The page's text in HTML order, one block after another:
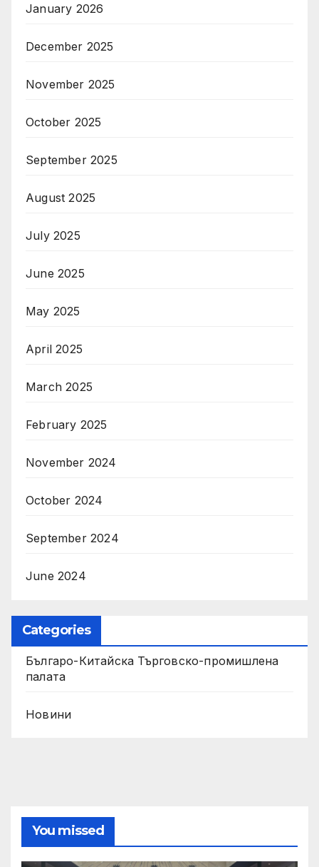
January 2026
December 2025
November 2025
October 2025
September 2025
August 2025
July 2025
June 2025
May 2025
April 2025
March 2025
February 2025
November 2024
October 2024
September 2024
June 2024
Categories
Българо-Китайска Търговско-промишлена
палaта
Новини
You missed